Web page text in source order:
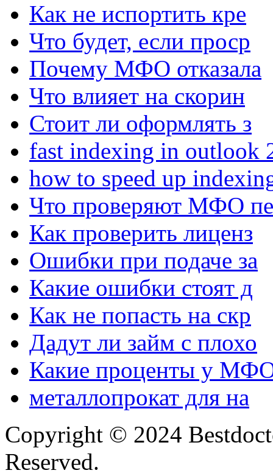
Как не испортить кре
Что будет, если проср
Почему МФО отказала
Что влияет на скорин
Стоит ли оформлять з
fast indexing in outlook
how to speed up
Что проверяют МФО пе
Как проверить лиценз
Ошибки при подаче за
Какие ошибки стоят д
Как не попасть на скр
Дадут ли займ с плохо
Какие проценты у
металлопрокат для на
Copyright © 2024
Reserved.